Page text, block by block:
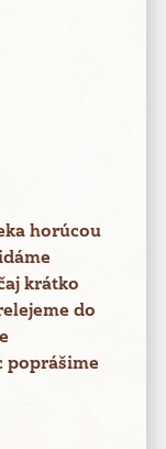
horúcou
krátko
do
poprášime